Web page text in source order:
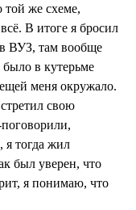
той же схеме,
В итоге я бросил
ВУЗ, там вообще
в кутерьме
меня окружало.
свою
я тогда жил
был уверен, что
я понимаю, что